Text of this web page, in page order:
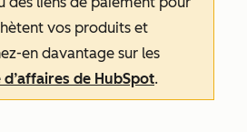
vos produits et
en davantage sur les
de HubSpot.